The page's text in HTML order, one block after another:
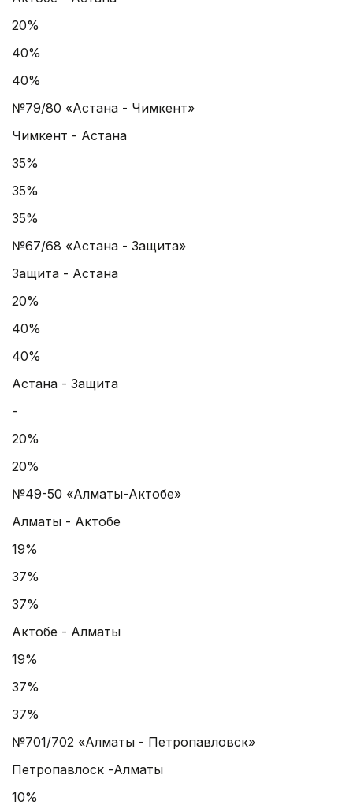
20%
40%
40%
№79/80 «Астана - Чимкент»
Чимкент - Астана
35%
35%
35%
№67/68 «Астана - Защита»
Защита - Астана
20%
40%
40%
Астана - Защита
-
20%
20%
№49-50 «Алматы-Актобе»
Алматы - Актобе
19%
37%
37%
Актобе - Алматы
19%
37%
37%
№701/702 «Алматы - Петропавловск»
Петропавлоск -Алматы
10%